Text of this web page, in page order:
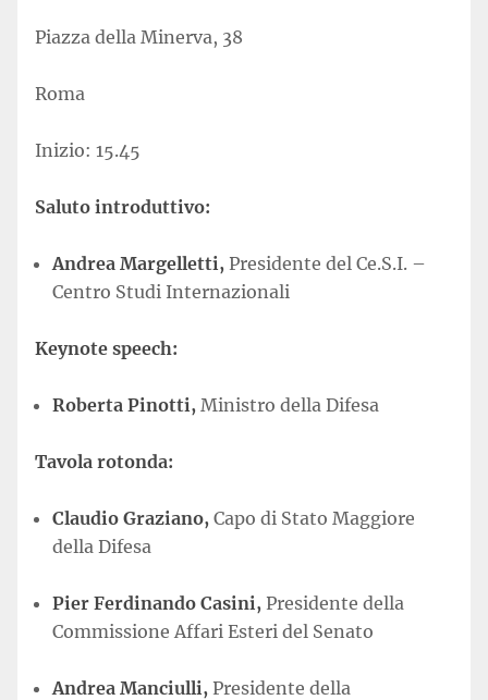
Piazza della Minerva, 38
Roma
Inizio: 15.45
Saluto introduttivo:
Andrea Margelletti, Presidente del Ce.S.I. –
Centro Studi Internazionali
Keynote speech:
Roberta Pinotti, Ministro della Difesa
Tavola rotonda:
Claudio Graziano, Capo di Stato Maggiore
della Difesa
Pier Ferdinando Casini, Presidente della
Commissione Affari Esteri del Senato
Andrea Manciulli, Presidente della